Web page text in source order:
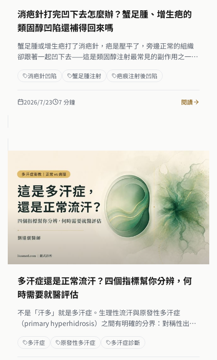
消疤針打完凹下去怎麼辦？蟹足腫、增生疤的
類固醇凹陷還補得回來嗎
蟹足腫或增生疤打了消疤針，疤是壓平了，旁邊正常的組織
卻跟著一起凹下去——這是類固醇注射最常見的副作用之一。
凹跟一般的疤痕凹陷差在哪、什麼情況等得回來什麼情況等
一件常被誤會的事：補脂和疤痕淡化，是兩段不同的療程。
消疤針凹陷 蟹足腫注射 疤痕注射後凹陷
2026/7/23 7 分鐘 閱讀
多汗症還是正常流汗？四個指標幫你分辨，何
時需要就醫評估
不是「汗多」就是多汗症。生理性流汗與原發性多汗症
（primary hyperhidrosis）之間有明確的分界：對稱性出
掌腳底腋下等特定部位，才符合診斷方向。本文以四個臨床
多汗症 原發性多汗症 多汗症診斷